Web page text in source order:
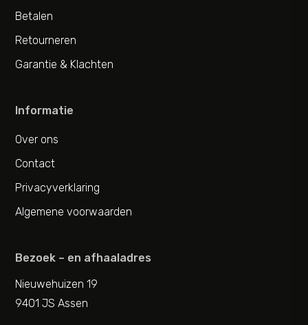
Betalen
Retourneren
Garantie & Klachten
Informatie
Over ons
Contact
Privacyverklaring
Algemene voorwaarden
Bezoek – en afhaaladres
Nieuwehuizen 19
9401 JS Assen